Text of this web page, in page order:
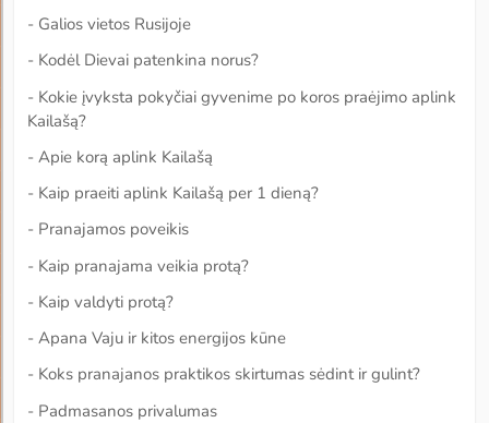
- Galios vietos Rusijoje
- Kodėl Dievai patenkina norus?
- Kokie įvyksta pokyčiai gyvenime po koros praėjimo aplink
Kailašą?
- Apie korą aplink Kailašą
- Kaip praeiti aplink Kailašą per 1 dieną?
- Pranajamos poveikis
- Kaip pranajama veikia protą?
- Kaip valdyti protą?
- Apana Vaju ir kitos energijos kūne
- Koks pranajanos praktikos skirtumas sėdint ir gulint?
- Padmasanos privalumas